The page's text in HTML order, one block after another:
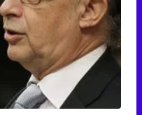
Tráiler de '33 días', la nueva serie de Atresplayer con Julián Villagrán y José Manuel Poga